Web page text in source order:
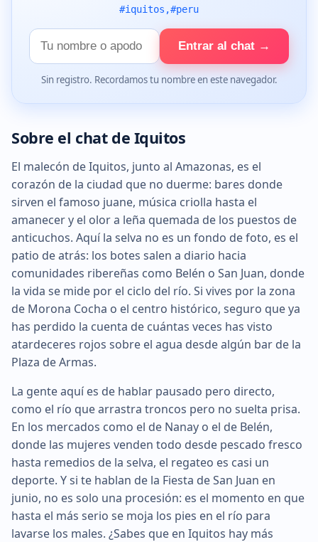
#iquitos,#peru
Tu
nombre
Entrar al chat →
Sin registro. Recordamos tu nombre en este navegador.
Sobre el chat de Iquitos
El malecón de Iquitos, junto al Amazonas, es el
corazón de la ciudad que no duerme: bares donde
sirven el famoso juane, música criolla hasta el
amanecer y el olor a leña quemada de los puestos de
anticuchos. Aquí la selva no es un fondo de foto, es el
patio de atrás: los botes salen a diario hacia
comunidades ribereñas como Belén o San Juan, donde
la vida se mide por el ciclo del río. Si vives por la zona
de Morona Cocha o el centro histórico, seguro que ya
has perdido la cuenta de cuántas veces has visto
atardeceres rojos sobre el agua desde algún bar de la
Plaza de Armas.
La gente aquí es de hablar pausado pero directo,
como el río que arrastra troncos pero no suelta prisa.
En los mercados como el de Nanay o el de Belén,
donde las mujeres venden todo desde pescado fresco
hasta remedios de la selva, el regateo es casi un
deporte. Y si te hablan de la Fiesta de San Juan en
junio, no es solo una procesión: es el momento en que
hasta el más serio se moja los pies en el río para
lavarse los males. ¿Sabes que en Iquitos hay más